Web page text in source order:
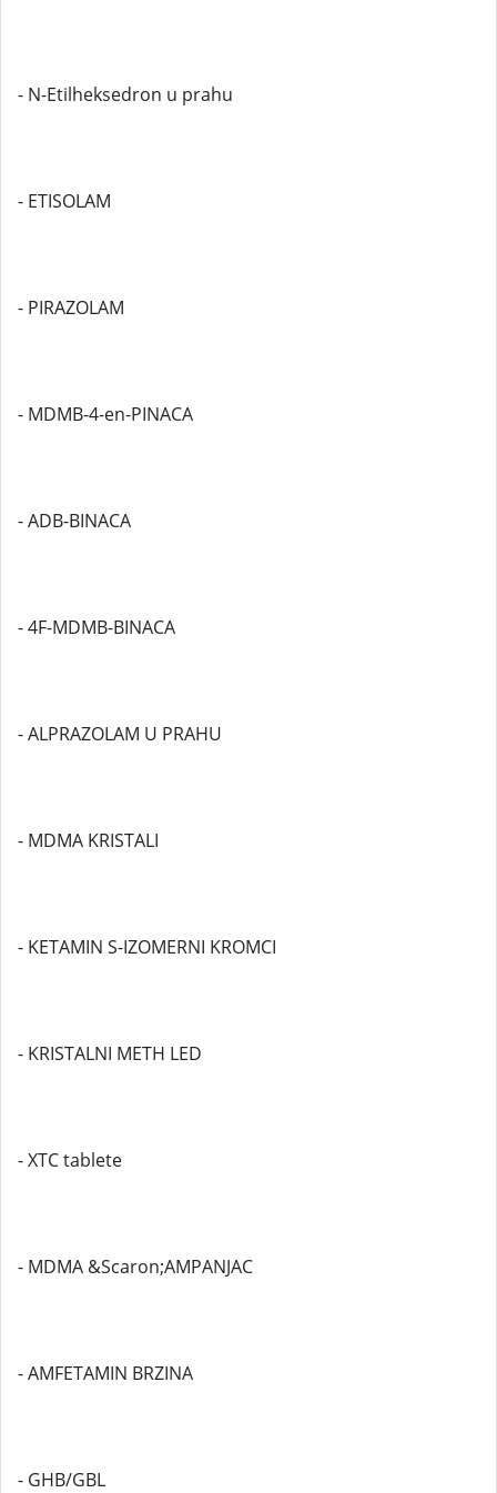
- N-Etilheksedron u prahu
- ETISOLAM
- PIRAZOLAM
- MDMB-4-en-PINACA
- ADB-BINACA
- 4F-MDMB-BINACA
- ALPRAZOLAM U PRAHU
- MDMA KRISTALI
- KETAMIN S-IZOMERNI KROMCI
- KRISTALNI METH LED
- XTC tablete
- MDMA &Scaron;AMPANJAC
- AMFETAMIN BRZINA
- GHB/GBL